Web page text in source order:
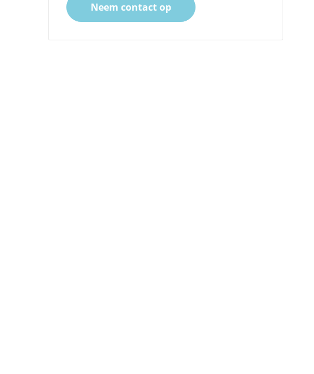
Neem contact op